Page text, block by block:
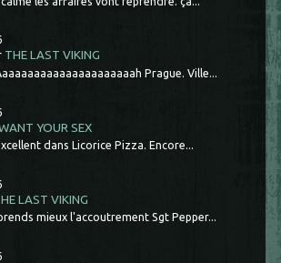
THE LAST VIKING
Prague. Ville...
YOUR SEX
dans Licorice Pizza. Encore...
LAST VIKING
mieux l'accoutrement Sgt Pepper...